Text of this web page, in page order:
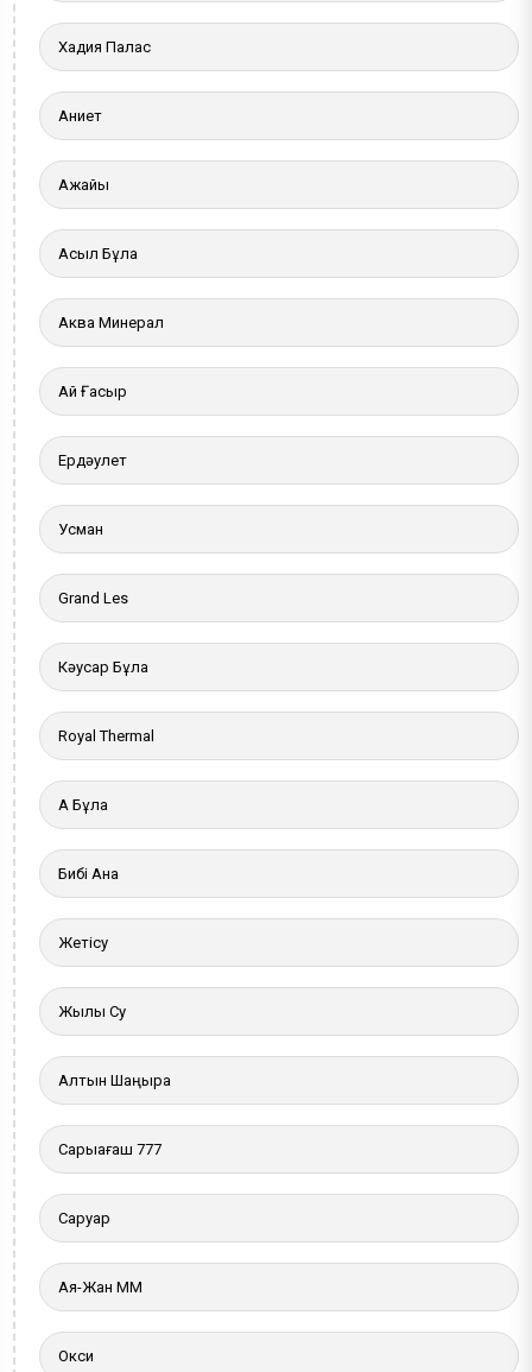
Хадия Палас
Ақниет
Ақжайық
Асыл Бұлақ
Аква Минерал
Ай Ғасыр
Ердәулет
Усман
Grand Les
Кәусар Бұлақ
Royal Thermal
Ақ Бұлақ
Бибі Ана
Жетісу
Жылы Су
Алтын Шаңырақ
Сарыағаш 777
Саруар
Ая-Жан ММ
Окси